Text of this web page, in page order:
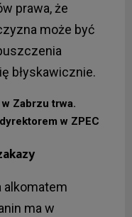
prawa, że
może być
błyskawicznie.
Zabrzu trwa.
w ZPEC
alkomatem
ma w